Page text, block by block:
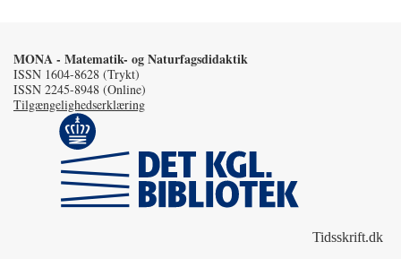
MONA - Matematik- og Naturfagsdidaktik
ISSN 1604-8628 (Trykt)
ISSN 2245-8948 (Online)
Tilgængelighedserklæring